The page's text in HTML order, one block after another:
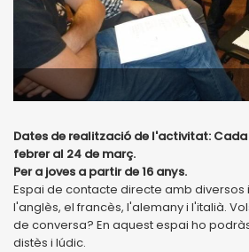
Dates de realització de l'activitat:
febrer al 24 de març.
Per a joves a partir de 16 anys.
Espai de contacte directe amb
l'anglès, el francès, l'alemany i l'italià.
de conversa? En aquest espai ho
distès i lúdic.